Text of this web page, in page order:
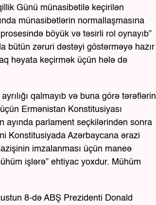
Günü münasibətilə keçirilən
münasibətlərin normallaşmasına
böyük və təsirli rol oynayıb”
bütün zəruri dəstəyi göstərməyə hazır
həyata keçirmək üçün hələ də
qalmayıb və buna görə tərəflərin
Ermənistan Konstitusiyası
ayında parlament seçkilərindən sonra
Konstitusiyada Azərbaycana ərazi
imzalanması üçün maneə
işlərə” ehtiyac yoxdur. Mühüm
8-də ABŞ Prezidenti Donald